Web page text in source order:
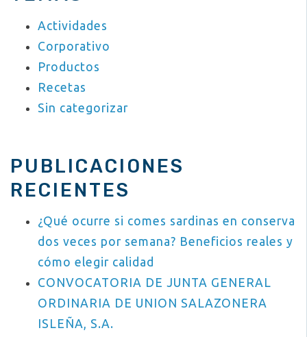
Actividades
Corporativo
Productos
Recetas
Sin categorizar
PUBLICACIONES
RECIENTES
¿Qué ocurre si comes sardinas en conserva
dos veces por semana? Beneficios reales y
cómo elegir calidad
CONVOCATORIA DE JUNTA GENERAL
ORDINARIA DE UNION SALAZONERA
ISLEÑA, S.A.